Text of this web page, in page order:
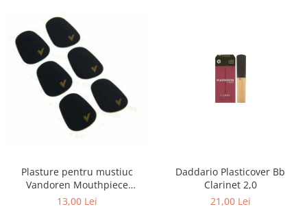
Plasture pentru mustiuc
Vandoren Mouthpiece
Cushions 0,80 mm BK
13,00 Lei
Daddario Plasticover Bb
Clarinet 2,0
21,00 Lei